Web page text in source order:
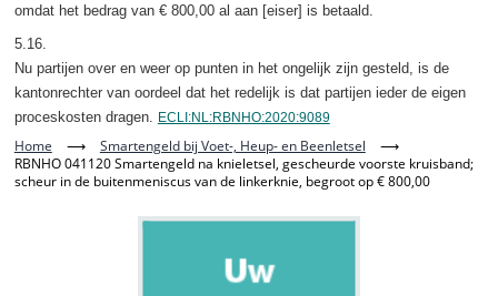
omdat het bedrag van € 800,00 al aan [eiser] is betaald.
5.16.
Nu partijen over en weer op punten in het ongelijk zijn gesteld, is de
kantonrechter van oordeel dat het redelijk is dat partijen ieder de eigen
proceskosten dragen.
ECLI:NL:RBNHO:2020:9089
Home ⟶ Smartengeld bij Voet-, Heup- en Beenletsel
⟶
RBNHO 041120 Smartengeld na knieletsel, gescheurde voorste kruisband;
scheur in de buitenmeniscus van de linkerknie, begroot op € 800,00